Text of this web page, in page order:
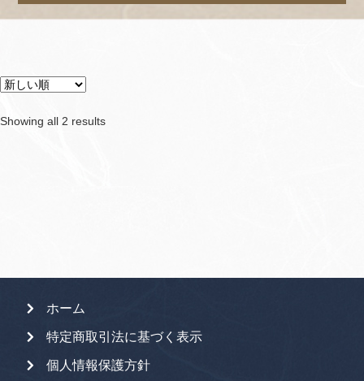
Showing all 2 resultsSorted
ホーム
特定商取引法に基づく表示
個人情報保護方針